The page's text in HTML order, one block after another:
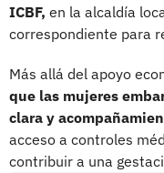
ICBF, en la alcaldía
correspondiente para
Más allá del apoyo
que las mujeres
clara y
acceso a controles
contribuir a una